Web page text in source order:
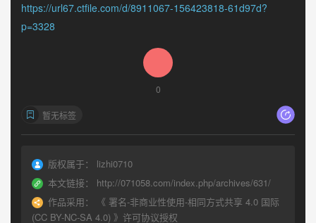
https://url67.ctfile.com/d/8911067-156423818-61d97d?
p=3328
0
暂无标签
版权属于：
lizhi0710
本文链接：
http://071058.com/index.php/archives/631/
作品采用：
《 署名-非商业性使用-相同方式共享 4.0 国际
(CC BY-NC-SA 4.0) 》许可协议授权